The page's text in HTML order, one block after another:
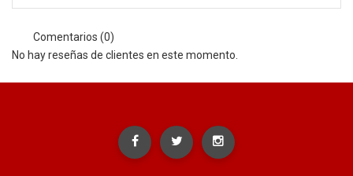
Comentarios (0)
No hay reseñas de clientes en este momento.